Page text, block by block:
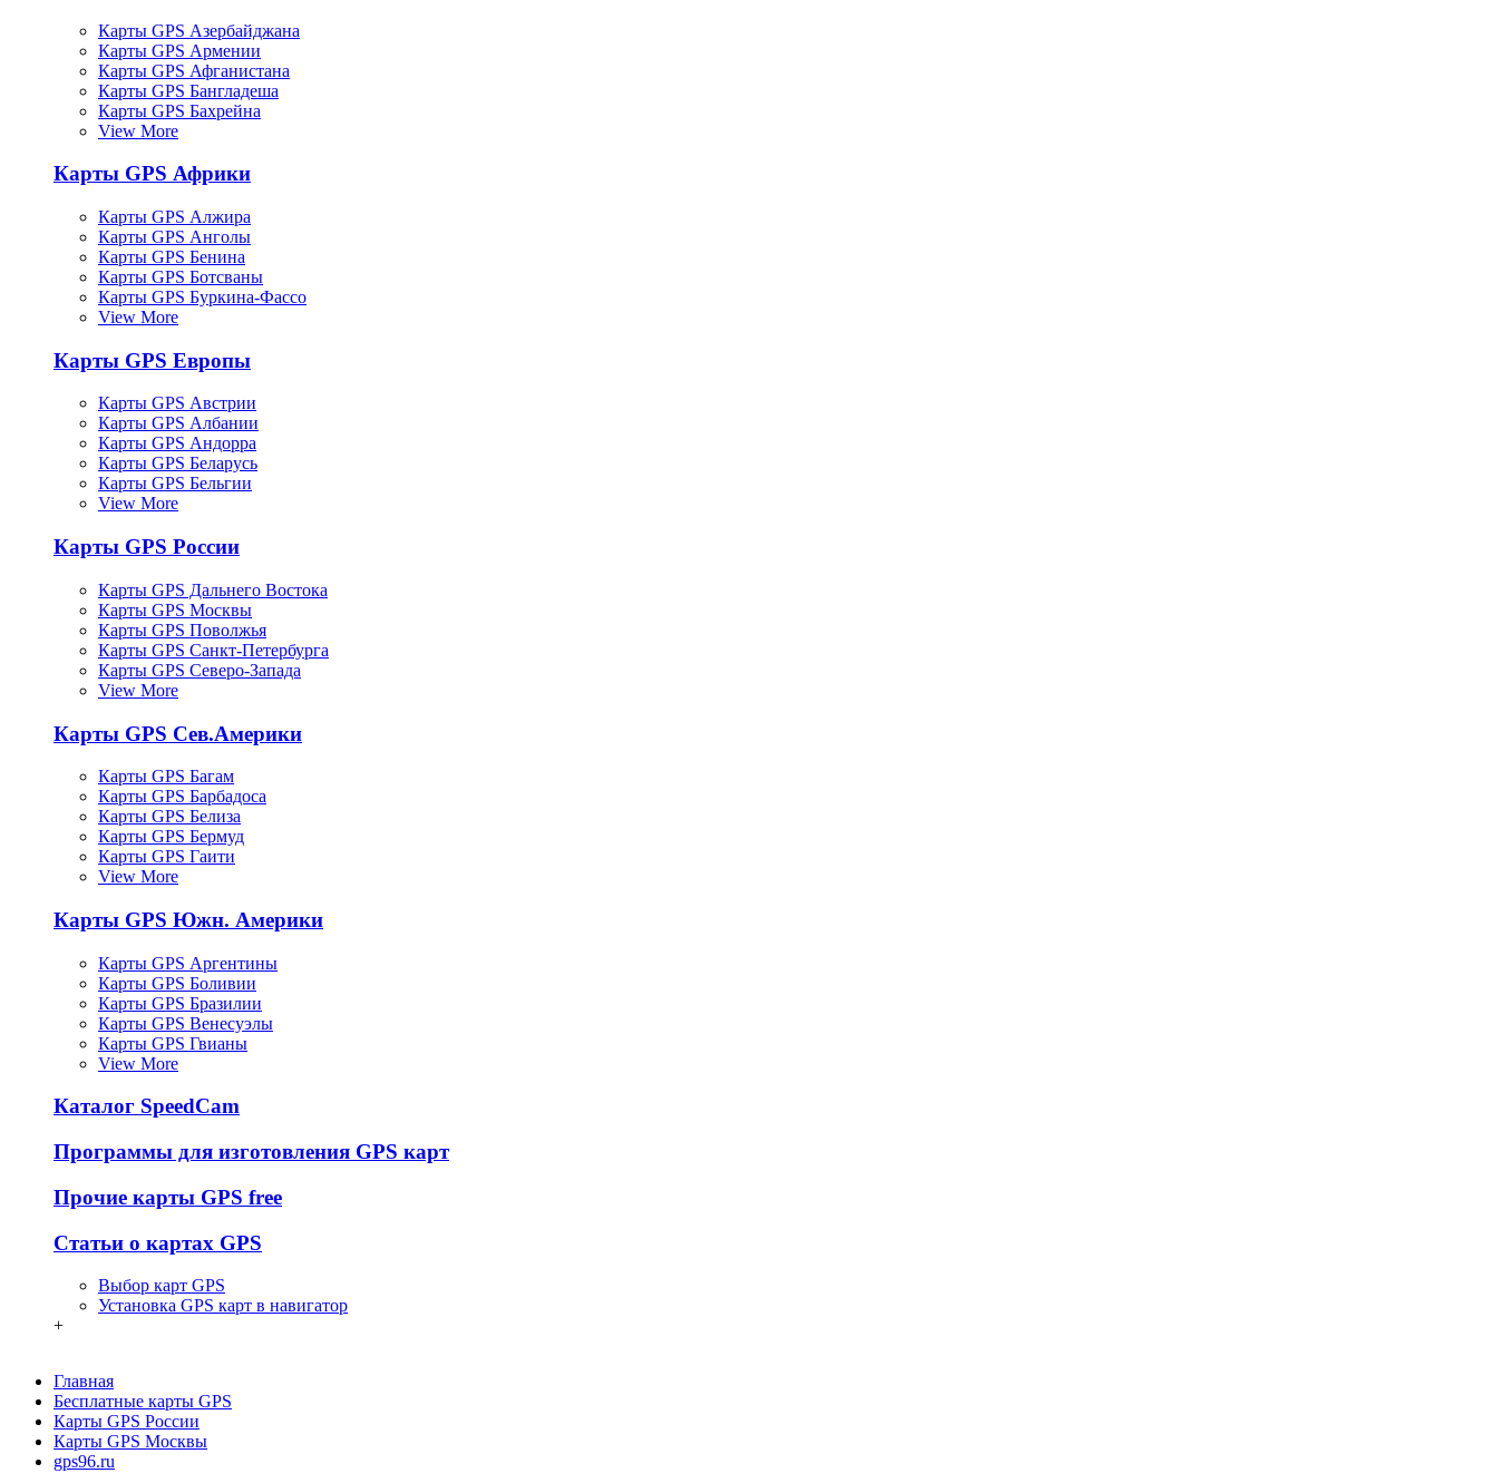
Карты GPS Азербайджана
Карты GPS Армении
Карты GPS Афганистана
Карты GPS Бангладеша
Карты GPS Бахрейна
View More
Карты GPS Африки
Карты GPS Алжира
Карты GPS Анголы
Карты GPS Бенина
Карты GPS Ботсваны
Карты GPS Буркина-Фассо
View More
Карты GPS Европы
Карты GPS Австрии
Карты GPS Албании
Карты GPS Андорра
Карты GPS Беларусь
Карты GPS Бельгии
View More
Карты GPS России
Карты GPS Дальнего Востока
Карты GPS Москвы
Карты GPS Поволжья
Карты GPS Санкт-Петербурга
Карты GPS Северо-Запада
View More
Карты GPS Сев.Америки
Карты GPS Багам
Карты GPS Барбадоса
Карты GPS Белиза
Карты GPS Бермуд
Карты GPS Гаити
View More
Карты GPS Южн. Америки
Карты GPS Аргентины
Карты GPS Боливии
Карты GPS Бразилии
Карты GPS Венесуэлы
Карты GPS Гвианы
View More
Каталог SpeedCam
Программы для изготовления GPS карт
Прочие карты GPS free
Статьи о картах GPS
Выбор карт GPS
Установка GPS карт в навигатор
+
Главная
Бесплатные карты GPS
Карты GPS России
Карты GPS Москвы
gps96.ru